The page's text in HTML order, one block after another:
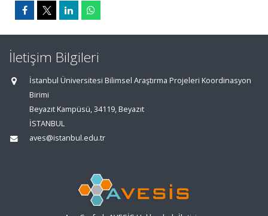
İletişim Bilgileri
İstanbul Üniversitesi Bilimsel Araştırma Projeleri Koordinasyon
Birimi
Beyazıt Kampüsü, 34119, Beyazıt
İSTANBUL
aves@istanbul.edu.tr